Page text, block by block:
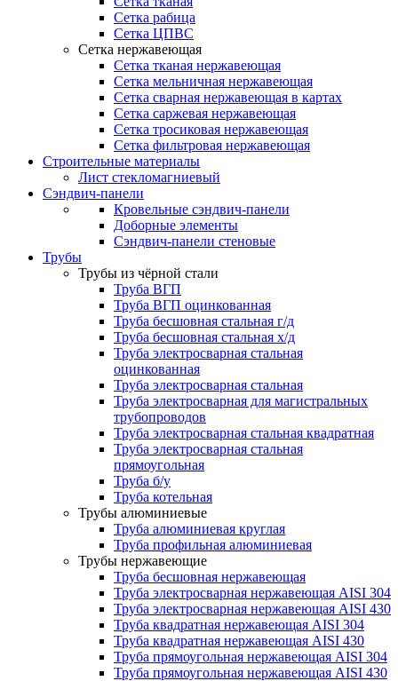
Сетка рабица
Сетка ЦПВС
Сетка нержавеющая
Сетка тканая нержавеющая
Сетка мельничная нержавеющая
Сетка сварная нержавеющая в картах
Сетка саржевая нержавеющая
Сетка тросиковая нержавеющая
Сетка фильтровая нержавеющая
Строительные материалы
Лист стекломагниевый
Сэндвич-панели
Кровельные сэндвич-панели
Доборные элементы
Сэндвич-панели стеновые
Трубы
Трубы из чёрной стали
Труба ВГП
Труба ВГП оцинкованная
Труба бесшовная стальная г/д
Труба бесшовная стальная х/д
Труба электросварная стальная
оцинкованная
Труба электросварная стальная
Труба электросварная для магистральных
трубопроводов
Труба электросварная стальная квадратная
Труба электросварная стальная
прямоугольная
Труба б/у
Труба котельная
Трубы алюминиевые
Труба алюминиевая круглая
Труба профильная алюминиевая
Трубы нержавеющие
Труба бесшовная нержавеющая
Труба электросварная нержавеющая AISI 304
Труба электросварная нержавеющая AISI 430
Труба квадратная нержавеющая AISI 304
Труба квадратная нержавеющая AISI 430
Труба прямоугольная нержавеющая AISI 304
Труба прямоугольная нержавеющая AISI 430